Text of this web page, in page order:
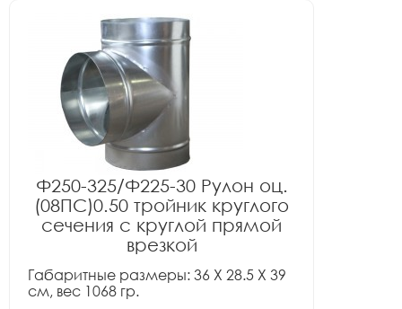
Ф250-325/Ф225-30 Рулон оц.
(08ПС)0.50 тройник круглого
сечения с круглой прямой
врезкой
Габаритные размеры: 36 X 28.5 X 39
см, вес 1068 гр.